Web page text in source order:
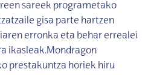
sareek programetako
gisa parte hartzen
erronka eta behar errealei
ikasleak.Mondragon
prestakuntza horiek hiru